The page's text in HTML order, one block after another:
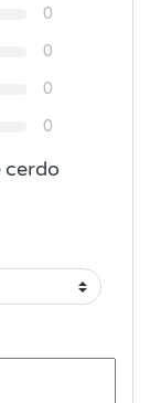
0
0
0
0
cerdo